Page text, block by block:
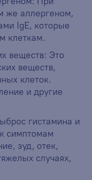
же аллергеном,
IgE, которые
клеткам.
веществ: Это
веществ,
клеток.
и другие
гистамина и
симптомам
зуд, отек,
случаях,